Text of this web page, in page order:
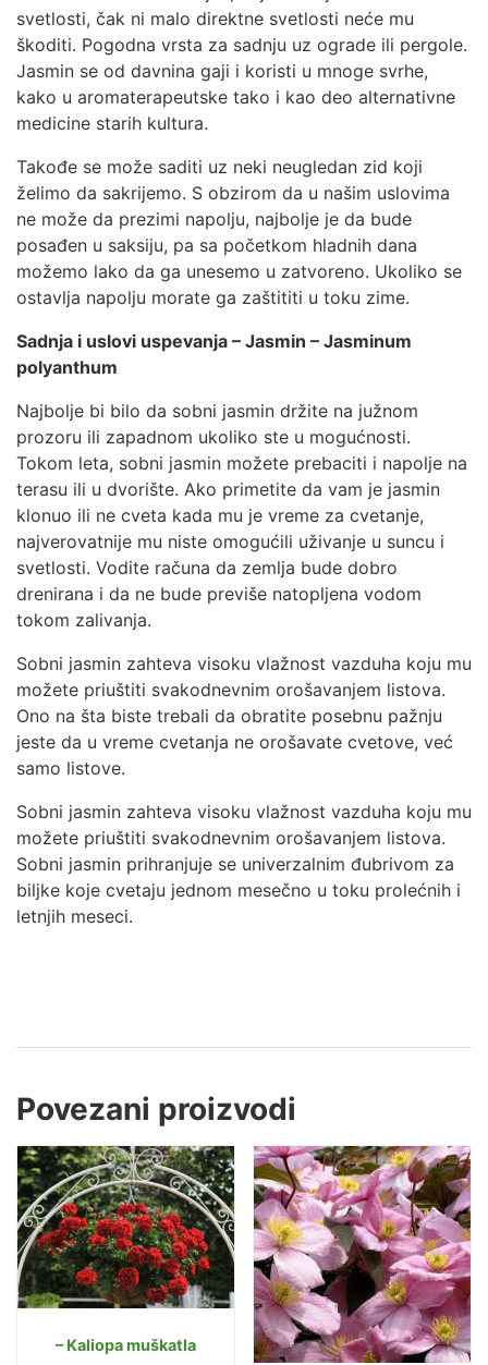
svetlosti, čak ni malo direktne svetlosti neće mu
škoditi. Pogodna vrsta za sadnju uz ograde ili pergole.
Jasmin se od davnina gaji i koristi u mnoge svrhe,
kako u aromaterapeutske tako i kao deo alternativne
medicine starih kultura.
Takođe se može saditi uz neki neugledan zid koji
želimo da sakrijemo. S obzirom da u našim uslovima
ne može da prezimi napolju, najbolje je da bude
posađen u saksiju, pa sa početkom hladnih dana
možemo lako da ga unesemo u zatvoreno. Ukoliko se
ostavlja napolju morate ga zaštititi u toku zime.
Sadnja i uslovi uspevanja – Jasmin – Jasminum
polyanthum
Najbolje bi bilo da sobni jasmin držite na južnom
prozoru ili zapadnom ukoliko ste u mogućnosti.
Tokom leta, sobni jasmin možete prebaciti i napolje na
terasu ili u dvorište. Ako primetite da vam je jasmin
klonuo ili ne cveta kada mu je vreme za cvetanje,
najverovatnije mu niste omogućili uživanje u suncu i
svetlosti. Vodite računa da zemlja bude dobro
drenirana i da ne bude previše natopljena vodom
tokom zalivanja.
Sobni jasmin zahteva visoku vlažnost vazduha koju mu
možete priuštiti svakodnevnim orošavanjem listova.
Ono na šta biste trebali da obratite posebnu pažnju
jeste da u vreme cvetanja ne orošavate cvetove, već
samo listove.
Sobni jasmin zahteva visoku vlažnost vazduha koju mu
možete priuštiti svakodnevnim orošavanjem listova.
Sobni jasmin prihranjuje se univerzalnim đubrivom za
biljke koje cvetaju jednom mesečno u toku prolećnih i
letnjih meseci.
Povezani proizvodi
– Kaliopa muškatla